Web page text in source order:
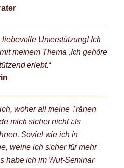
Unterstützung! Ich
meinem Thema ‚Ich gehöre
erlebt.“
woher all meine Tränen
mich sicher nicht als
Soviel wie ich in
weine ich sicher für mehr
habe ich im Wut-Seminar